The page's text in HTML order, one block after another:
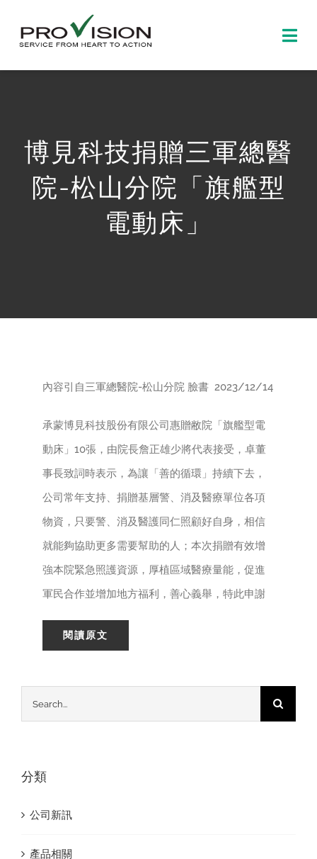
產品資訊
博見科技捐贈三軍總醫
院-松山分院「旗艦型
電動床」
內容引自三軍總醫院-松山分院 臉書 2023/12/14
承蒙博見科技股份有限公司惠贈敝院「旗艦型電
動床」10張，由院長詹正雄少將代表接受，卓董
事長致詞時表示，為讓「善的循環」持續下去，
公司常年支持、捐贈基層警、消及醫療單位各項
物資，只要警、消及醫護同仁照顧好自身，相信
就能夠協助更多需要幫助的人；本次捐贈有效增
強本院緊急照護資源，厚植區域醫療量能，促進
軍民合作並增加地方福利，善心義舉，特此申謝
閱讀原文
索
果：
分類
公司新訊
產品相關